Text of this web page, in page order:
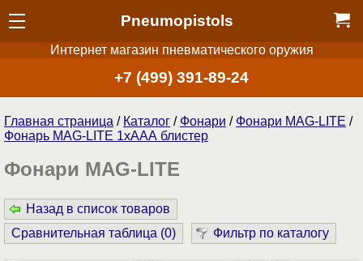
Pneumopistols
Интернет магазин пневматического оружия
+7 (499) 391-89-24
Главная страница / Каталог / Фонари / Фонари MAG-LITE /
Фонарь MAG-LITE 1хААА блистер
Фонари MAG-LITE
Назад в список товаров
Сравнительная таблица (0) Фильтр по каталогу